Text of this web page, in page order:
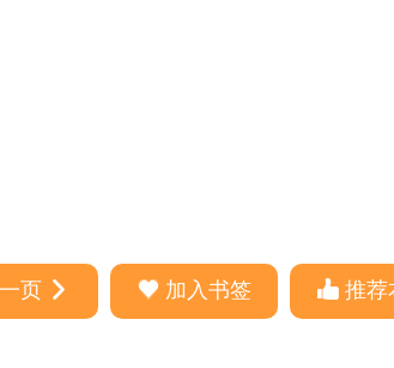
页 加入书签 推荐